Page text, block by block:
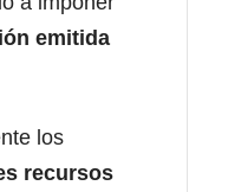
emitida
los
recursos